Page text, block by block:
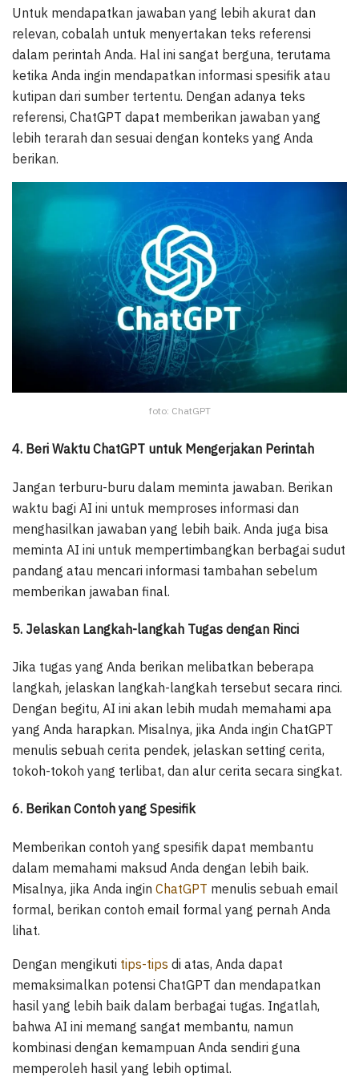
Untuk mendapatkan jawaban yang lebih akurat dan
relevan, cobalah untuk menyertakan teks referensi
dalam perintah Anda. Hal ini sangat berguna, terutama
ketika Anda ingin mendapatkan informasi spesifik atau
kutipan dari sumber tertentu. Dengan adanya teks
referensi, ChatGPT dapat memberikan jawaban yang
lebih terarah dan sesuai dengan konteks yang Anda
berikan.
foto: ChatGPT
4. Beri Waktu ChatGPT untuk Mengerjakan Perintah
Jangan terburu-buru dalam meminta jawaban. Berikan
waktu bagi AI ini untuk memproses informasi dan
menghasilkan jawaban yang lebih baik. Anda juga bisa
meminta AI ini untuk mempertimbangkan berbagai sudut
pandang atau mencari informasi tambahan sebelum
memberikan jawaban final.
5. Jelaskan Langkah-langkah Tugas dengan Rinci
Jika tugas yang Anda berikan melibatkan beberapa
langkah, jelaskan langkah-langkah tersebut secara rinci.
Dengan begitu, AI ini akan lebih mudah memahami apa
yang Anda harapkan. Misalnya, jika Anda ingin ChatGPT
menulis sebuah cerita pendek, jelaskan setting cerita,
tokoh-tokoh yang terlibat, dan alur cerita secara singkat.
6. Berikan Contoh yang Spesifik
Memberikan contoh yang spesifik dapat membantu
dalam memahami maksud Anda dengan lebih baik.
Misalnya, jika Anda ingin ChatGPT menulis sebuah email
formal, berikan contoh email formal yang pernah Anda
lihat.
Dengan mengikuti tips-tips di atas, Anda dapat
memaksimalkan potensi ChatGPT dan mendapatkan
hasil yang lebih baik dalam berbagai tugas. Ingatlah,
bahwa AI ini memang sangat membantu, namun
kombinasi dengan kemampuan Anda sendiri guna
memperoleh hasil yang lebih optimal.